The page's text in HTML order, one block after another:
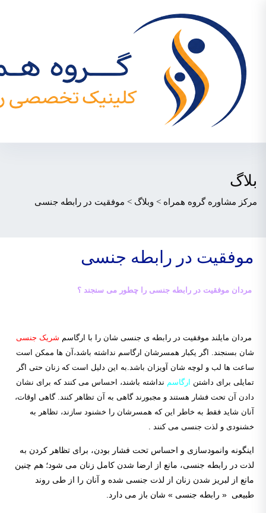
بلاگ
مرکز مشاوره گروه همراه > وبلاگ > موفقیت در رابطه جنسی
موفقیت در رابطه جنسی
مردان موفقیت در رابطه جنسی را چطور می سنجند ؟
مردان مایلند موفقیت در رابطه ی جنسی شان را با ارگاسم شریک جنسی
شان بسنجند. اگر یکبار همسرشان ارگاسم نداشته باشد،آن ها ممکن است
ساعت ها لب و لوچه شان آویزان باشد.به این دلیل است که زنان حتی اگر
تمایلی برای داشتن ارگاسم نداشته باشند، احساس می کنند که برای نشان
دادن آن تحت فشار هستند و مجبورند گاهی به آن تظاهر کنند. گاهی اوقات،
آنان شاید فقط به خاطر این که همسرشان را خشنود سازند، تظاهر به
خشنودی و لذت جنسی می کنند .
اینگونه وانمودسازی و احساس تحت فشار بودن، برای تظاهر کردن به
لذت در رابطه جنسی، مانع از ارضا شدن کامل زنان می شود؛ هم چنین
مانع از لبریز شدن زنان از لذت جنسی شده و آنان را از طی روند
طبیعی « رابطه جنسی » شان باز می دارد.